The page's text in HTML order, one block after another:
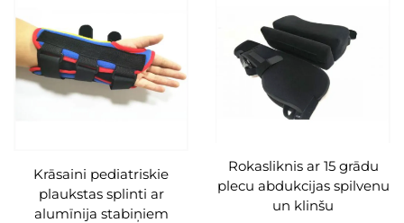
Krāsaini pediatriskie
plaukstas splinti ar
alumīnija stabiņiem
Rokasliknis ar 15 grādu
plecu abdukcijas spilvenu
un klinšu